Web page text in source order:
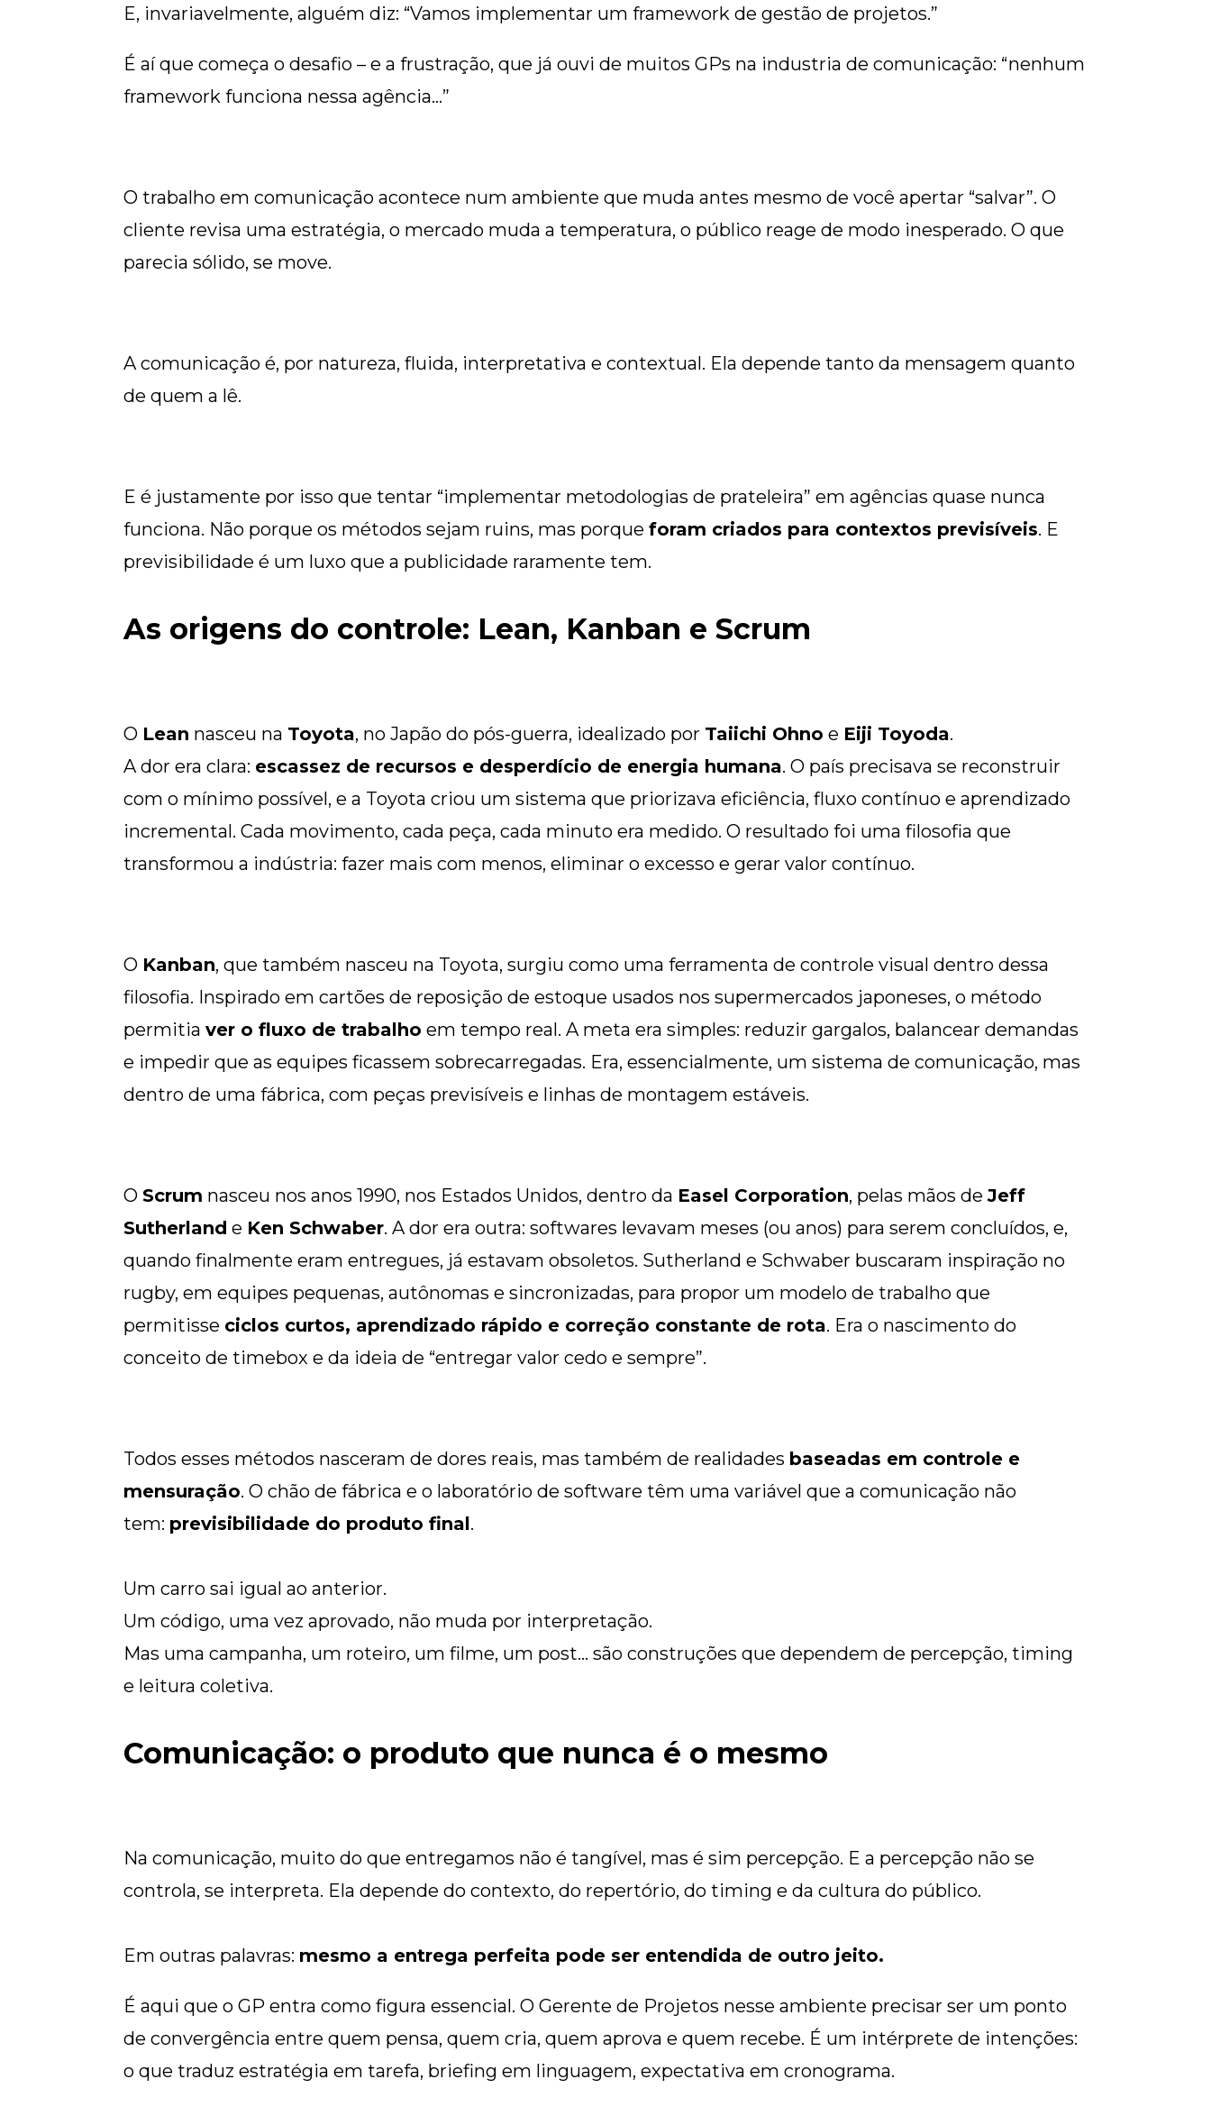
E, invariavelmente, alguém diz: “Vamos implementar um framework de gestão de projetos.”
É aí que começa o desafio – e a frustração, que já ouvi de muitos GPs na industria de comunicação: “nenhum
framework funciona nessa agência…”
O trabalho em comunicação acontece num ambiente que muda antes mesmo de você apertar “salvar”. O
cliente revisa uma estratégia, o mercado muda a temperatura, o público reage de modo inesperado. O que
parecia sólido, se move.
A comunicação é, por natureza, fluida, interpretativa e contextual. Ela depende tanto da mensagem quanto
de quem a lê.
E é justamente por isso que tentar “implementar metodologias de prateleira” em agências quase nunca
funciona. Não porque os métodos sejam ruins, mas porque foram criados para contextos previsíveis. E
previsibilidade é um luxo que a publicidade raramente tem.
As origens do controle: Lean, Kanban e Scrum
O Lean nasceu na Toyota, no Japão do pós-guerra, idealizado por Taiichi Ohno e Eiji Toyoda.
A dor era clara: escassez de recursos e desperdício de energia humana. O país precisava se reconstruir
com o mínimo possível, e a Toyota criou um sistema que priorizava eficiência, fluxo contínuo e aprendizado
incremental. Cada movimento, cada peça, cada minuto era medido. O resultado foi uma filosofia que
transformou a indústria: fazer mais com menos, eliminar o excesso e gerar valor contínuo.
O Kanban, que também nasceu na Toyota, surgiu como uma ferramenta de controle visual dentro dessa
filosofia. Inspirado em cartões de reposição de estoque usados nos supermercados japoneses, o método
permitia ver o fluxo de trabalho em tempo real. A meta era simples: reduzir gargalos, balancear demandas
e impedir que as equipes ficassem sobrecarregadas. Era, essencialmente, um sistema de comunicação, mas
dentro de uma fábrica, com peças previsíveis e linhas de montagem estáveis.
O Scrum nasceu nos anos 1990, nos Estados Unidos, dentro da Easel Corporation, pelas mãos deJeff
Sutherland e Ken Schwaber. A dor era outra: softwares levavam meses (ou anos) para serem concluídos, e,
quando finalmente eram entregues, já estavam obsoletos. Sutherland e Schwaber buscaram inspiração no
rugby, em equipes pequenas, autônomas e sincronizadas, para propor um modelo de trabalho que
permitisse ciclos curtos, aprendizado rápido e correção constante de rota. Era o nascimento do
conceito de timebox e da ideia de “entregar valor cedo e sempre”.
Todos esses métodos nasceram de dores reais, mas também de realidades baseadas em controle e
mensuração. O chão de fábrica e o laboratório de software têm uma variável que a comunicação não
tem: previsibilidade do produto final.
Um carro sai igual ao anterior.
Um código, uma vez aprovado, não muda por interpretação.
Mas uma campanha, um roteiro, um filme, um post… são construções que dependem de percepção, timing
e leitura coletiva.
Comunicação: o produto que nunca é o mesmo
Na comunicação, muito do que entregamos não é tangível, mas é sim percepção. E a percepção não se
controla, se interpreta. Ela depende do contexto, do repertório, do timing e da cultura do público.
Em outras palavras: mesmo a entrega perfeita pode ser entendida de outro jeito.
É aqui que o GP entra como figura essencial. O Gerente de Projetos nesse ambiente precisar ser um ponto
de convergência entre quem pensa, quem cria, quem aprova e quem recebe. É um intérprete de intenções:
o que traduz estratégia em tarefa, briefing em linguagem, expectativa em cronograma.